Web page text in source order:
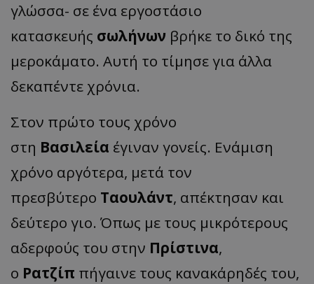
γλώσσα- σε ένα εργοστάσιο
κατασκευής σωλήνων βρήκε το δικό της
μεροκάματο. Αυτή το τίμησε για άλλα
δεκαπέντε χρόνια.
Στον πρώτο τους χρόνο
στη Βασιλεία έγιναν γονείς. Ενάμιση
χρόνο αργότερα, μετά τον
πρεσβύτερο Ταουλάντ, απέκτησαν και
δεύτερο γιο. Όπως με τους μικρότερους
αδερφούς του στην Πρίστινα,
ο Ρατζίπ πήγαινε τους κανακάρηδές του,